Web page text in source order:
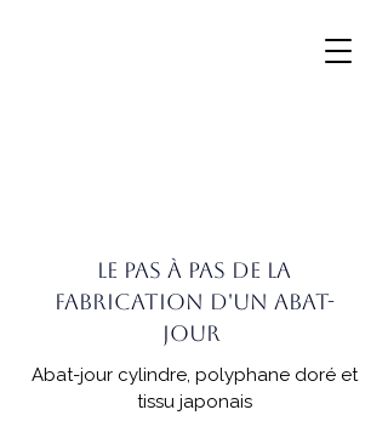
Le pas à pas de la
fabrication d'un abat-
jour
Abat-jour cylindre, polyphane doré et
tissu japonais